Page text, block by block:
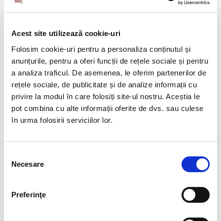
Acest site utilizează cookie-uri
Folosim cookie-uri pentru a personaliza conținutul și
anunțurile, pentru a oferi funcții de rețele sociale și pentru
a analiza traficul. De asemenea, le oferim partenerilor de
rețele sociale, de publicitate și de analize informații cu
privire la modul în care folosiți site-ul nostru. Aceștia le
pot combina cu alte informații oferite de dvs. sau culese
în urma folosirii serviciilor lor.
consimțământului
Necesare
Preferinţe
Oficial al UE seria C, nr. 364 din 13 decembrie 2013.
Legea nr. 18/2014
Legea nr. 18 din 7 martie 2014, publicata in MO Partea
I nr. 192 din 19.03.2014, pentru modificarea si
completarea Legii nr. 52/2011 privind exercitarea unor
activitati cu caracter ocazional desfasurate de zilieri,
precum si pentru modificarea art. 8 alin. (1) din Legea
nr. 416/2001 privind venitul minim garantat, face
urmatoarele precizari:
Comentariu: Legea intra in vigoare in 90 de zile de la
Principalele modificari aduse legii zilierilor se refera la:
Modificarea definitiilor – include in notiunea de
cetatenii straini care au capacitate de munca si